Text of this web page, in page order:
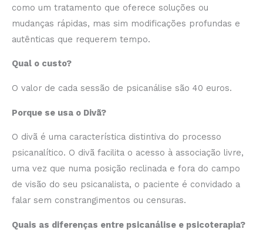
como um tratamento que oferece soluções ou
mudanças rápidas, mas sim modificações profundas e
autênticas que requerem tempo.
Qual o custo?
O valor de cada sessão de psicanálise são 40 euros.
Porque se usa o Divã?
O divã é uma característica distintiva do processo
psicanalítico. O divã facilita o acesso à associação livre,
uma vez que numa posição reclinada e fora do campo
de visão do seu psicanalista, o paciente é convidado a
falar sem constrangimentos ou censuras.
Quais as diferenças entre psicanálise e psicoterapia?